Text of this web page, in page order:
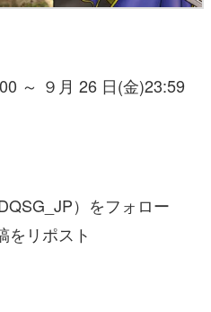
～ ９月 26 日(金)23:59
）をフォロー
リポスト